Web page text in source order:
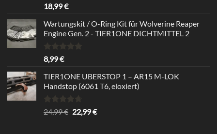
Rated5.00
out of 5
18,99€
Wartungskit / O-Ring Kit für Wolverine Reaper
Engine Gen. 2 - TIER1ONE DICHTMITTEL 2
Rated
out of 5
8,99€
TIER1ONE UBERSTOP 1 – AR15 M-LOK
Handstop (6061 T6, eloxiert)
Rated4.67
out of 5
24,99€ Original
22,99€Current